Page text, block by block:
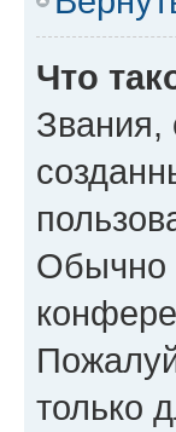
Что
Звания,
Обычно
только